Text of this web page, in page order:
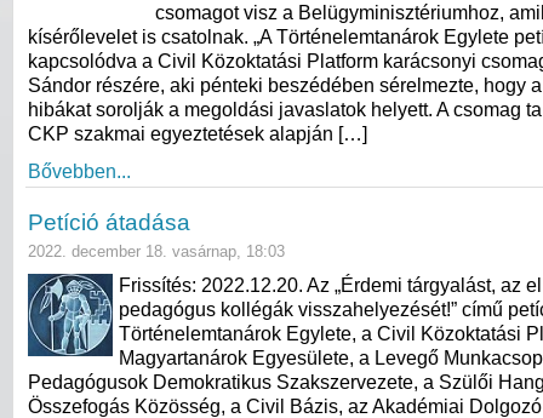
csomagot visz a Belügyminisztériumhoz,
kísérőlevelet is csatolnak. „A Történelemtanárok Egylete
kapcsolódva a Civil Közoktatási Platform karácsonyi
Sándor részére, aki pénteki beszédében sérelmezte, hogy
hibákat sorolják a megoldási javaslatok helyett. A csomag
CKP szakmai egyeztetések alapján […]
Bővebben...
Petíció átadása
2022. december 18. vasárnap, 18:03
Frissítés: 2022.12.20. Az „Érdemi tárgyalást, az
pedagógus kollégák visszahelyezését!” című
Történelemtanárok Egylete, a Civil Közoktatási
Magyartanárok Egyesülete, a Levegő
Pedagógusok Demokratikus Szakszervezete, a Szülői
Összefogás Közösség, a Civil Bázis, az Akadémiai